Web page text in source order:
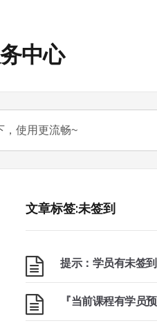
中心
文章标签:未签到
提示：学员有未签
『当前课程有学员